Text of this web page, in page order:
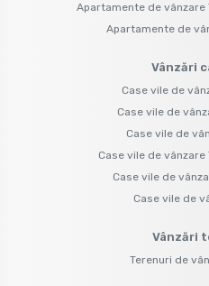
Apartamente de
Apartamente de
Vânzări
Case vile de
Case vile de
Case vile de
Case vile de
Case vile de
Case vile de
Vânzări
Terenuri de